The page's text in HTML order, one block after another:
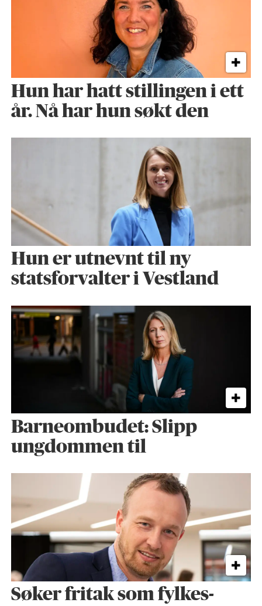
Hun har hatt stillingen i ett
år. Nå har hun søkt den
Hun er utnevnt til ny
statsforvalter i Vestland
Barneombudet: Slipp
ungdommen til
Søker fritak som fylkes­